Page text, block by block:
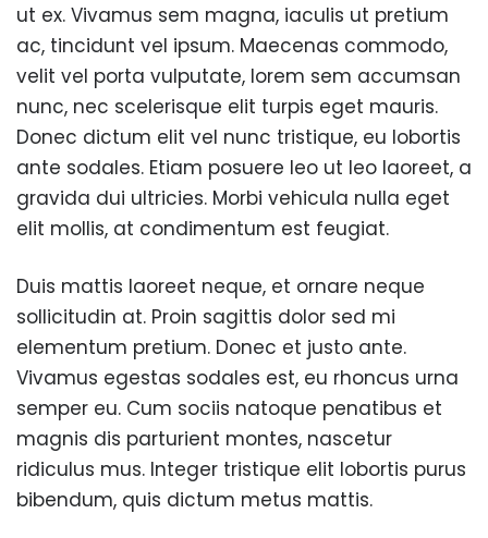
ut ex. Vivamus sem magna, iaculis ut pretium
ac, tincidunt vel ipsum. Maecenas commodo,
velit vel porta vulputate, lorem sem accumsan
nunc, nec scelerisque elit turpis eget mauris.
Donec dictum elit vel nunc tristique, eu lobortis
ante sodales. Etiam posuere leo ut leo laoreet, a
gravida dui ultricies. Morbi vehicula nulla eget
elit mollis, at condimentum est feugiat.
Duis mattis laoreet neque, et ornare neque
sollicitudin at. Proin sagittis dolor sed mi
elementum pretium. Donec et justo ante.
Vivamus egestas sodales est, eu rhoncus urna
semper eu. Cum sociis natoque penatibus et
magnis dis parturient montes, nascetur
ridiculus mus. Integer tristique elit lobortis purus
bibendum, quis dictum metus mattis.